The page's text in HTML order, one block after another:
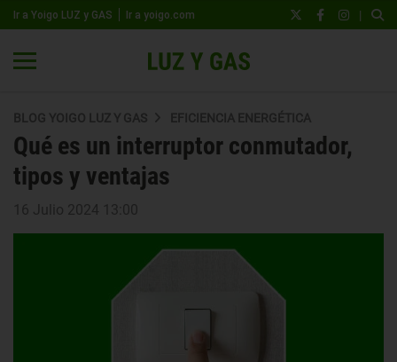
Ir a Yoigo LUZ y GAS Ir a yoigo.com |
BLOG YOIGO LUZ Y GAS EFICIENCIA ENERGÉTICA
Qué es un interruptor conmutador,
tipos y ventajas
16 Julio 2024 13:00